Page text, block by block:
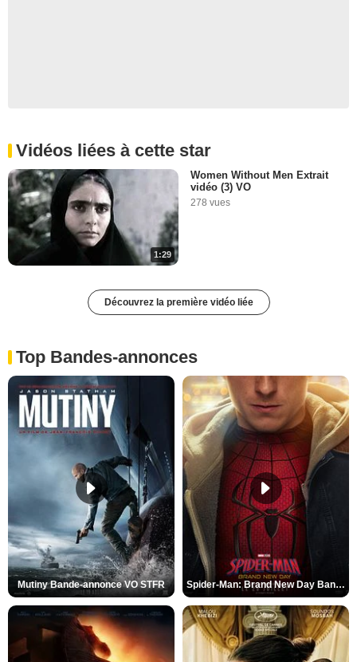
Vidéos liées à cette star
1:29
Women Without Men Extrait
vidéo (3) VO
278 vues
Découvrez la première vidéo liée
Top Bandes-annonces
Mutiny Bande-annonce VO STFR Spider-Man: Brand New Day Bande-annonce VO STFR